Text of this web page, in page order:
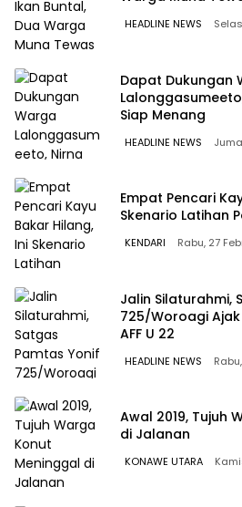
HEADLINE NEWS
Dapat Dukungan
Siap Menang
HEADLINE NEWS
Empat Pencari
Skenario Latihan
KENDARI Rabu, 27
Jalin Silaturahmi,
725/Woroagi
AFF U 22
HEADLINE NEWS
Awal 2019, Tujuh
di Jalanan
KONAWE UTARA